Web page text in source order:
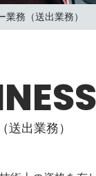
業務（送出業務）
送出業務）